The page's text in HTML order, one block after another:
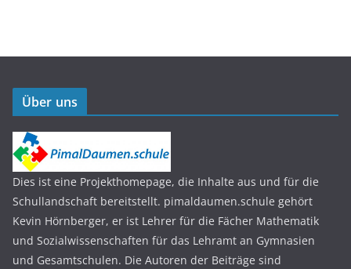
Über uns
Dies ist eine Projekthomepage, die Inhalte aus und für die
Schullandschaft bereitstellt. pimaldaumen.schule gehört
Kevin Hörnberger, er ist Lehrer für die Fächer Mathematik
und Sozialwissenschaften für das Lehramt an Gymnasien
und Gesamtschulen. Die Autoren der Beiträge sind